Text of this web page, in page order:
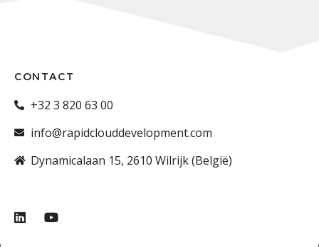
CONTACT
+32 3 820 63 00
info@rapidclouddevelopment.com
Dynamicalaan 15, 2610 Wilrijk (België)